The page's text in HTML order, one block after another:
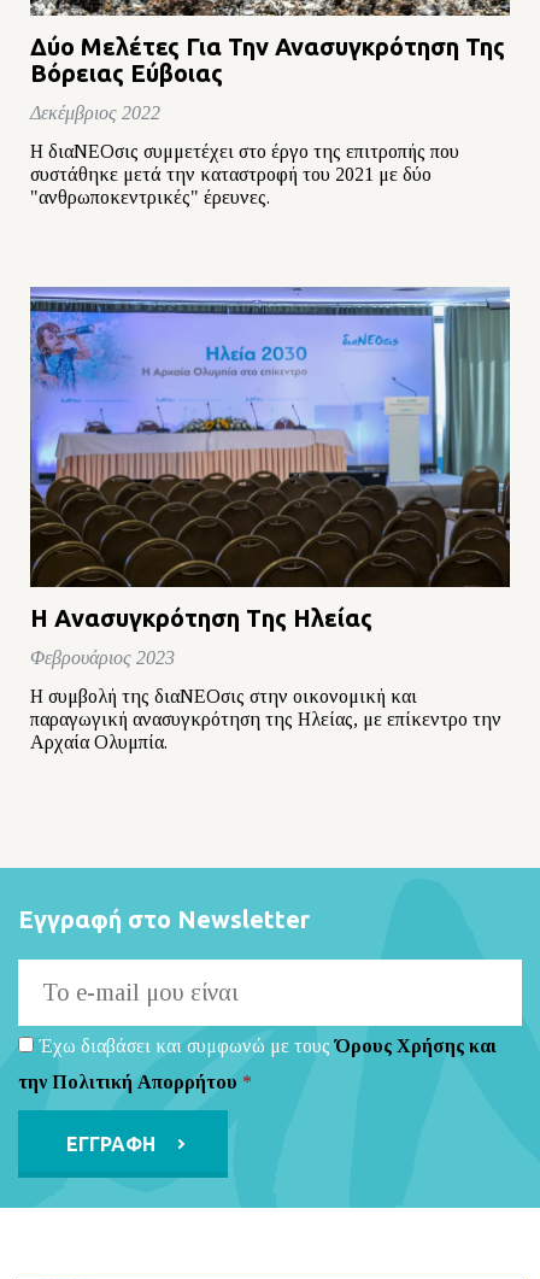
Δύο Μελέτες Για Την Ανασυγκρότηση Της
Βόρειας Εύβοιας
Δεκέμβριος 2022
Η διαΝΕΟσις συμμετέχει στο έργο της επιτροπής που
συστάθηκε μετά την καταστροφή του 2021 με δύο
"ανθρωποκεντρικές" έρευνες.
Η Aνασυγκρότηση Tης Ηλείας
Φεβρουάριος 2023
Η συμβολή της διαΝΕΟσις στην οικονομική και
παραγωγική ανασυγκρότηση της Ηλείας, με επίκεντρο την
Αρχαία Ολυμπία.
Εγγραφή στο Newsletter
Έχω διαβάσει και συμφωνώ με τουςΌρους Χρήσης και
την Πολιτική Απορρήτου *